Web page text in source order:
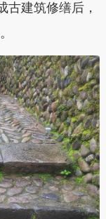
古建筑修缮后，